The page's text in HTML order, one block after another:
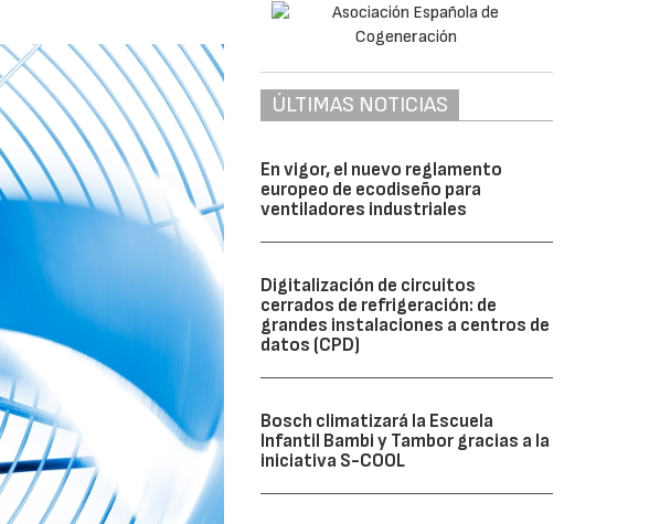
ÚLTIMAS NOTICIAS
En vigor, el nuevo reglamento
europeo de ecodiseño para
ventiladores industriales
Digitalización de circuitos
cerrados de refrigeración: de
grandes instalaciones a centros de
datos (CPD)
Bosch climatizará la Escuela
Infantil Bambi y Tambor gracias a la
iniciativa S-COOL